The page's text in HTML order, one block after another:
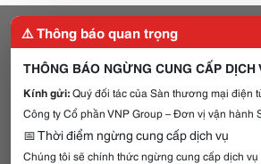
⚠️ Thông báo quan trọng
THÔNG BÁO NGỪNG CUNG CẤP
Kính gửi:Quý đối tác của Sàn thương mại điện
Công ty Cổ phần VNP Group – Đơn vị vận
📅 Thời điểm ngừng cung cấp dịch vụ
Chúng tôi sẽ chính thức ngừng cung cấp dịch